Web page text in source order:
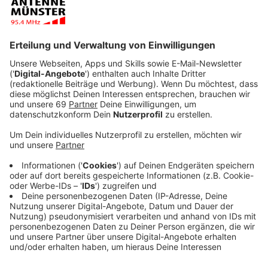
Das "ElternKindTicket" können die Kinder mit ihren
Eltern ab dieser Woche wieder dazu nutzen, um sich
mit ihrem neuen Schulweg bekannt zu machen. Das
Ticket gilt für eine einmalige Hin- und Rückfahrt
zwischen Zuhause und der Schule. Vom 24.07.2023 bis
zum 18.08.2023 und kann das Angebot in allen Bussen
und Nahverkehrszügen im WestfalenTarif, genutzt
werden.
Anzeige
Wie bekommt man das Ticket?